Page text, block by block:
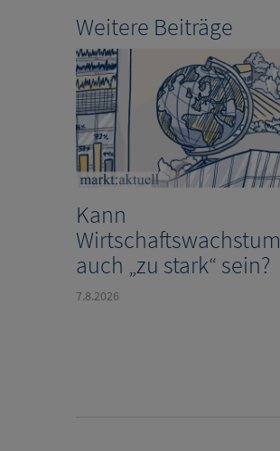
Weitere Beiträge
Kann
Wirtschaftswachstum
auch „zu stark“ sein?
7.8.2026